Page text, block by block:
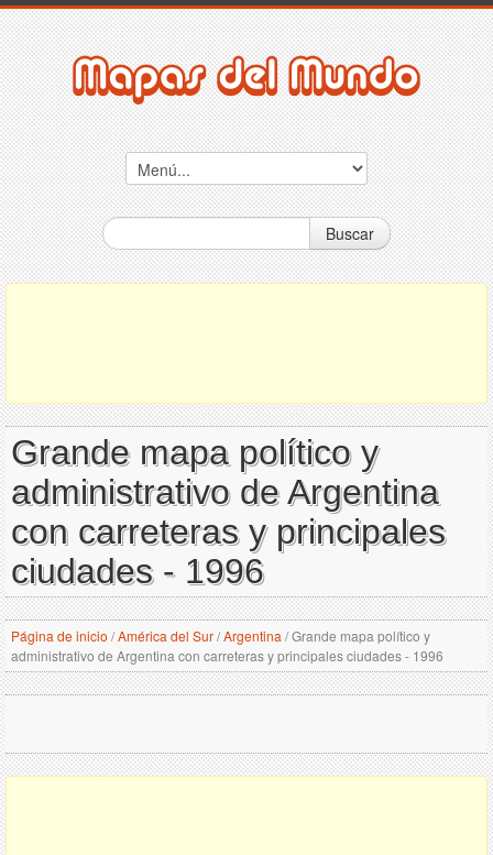
Buscar
Grande mapa político y
administrativo de Argentina
con carreteras y principales
ciudades - 1996
Página de inicio /América del Sur/Argentina /Grande mapa político y
administrativo de Argentina con carreteras y principales ciudades - 1996